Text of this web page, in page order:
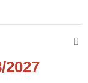
2027